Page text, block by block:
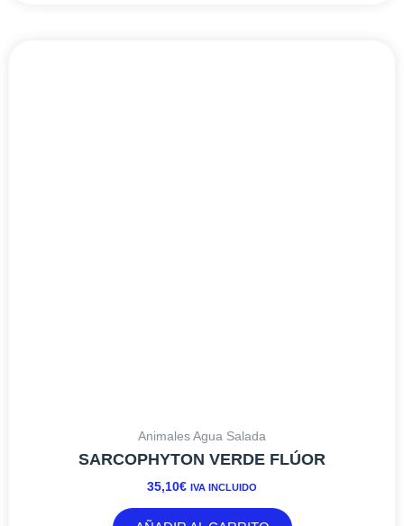
Animales Agua Salada
SARCOPHYTON VERDE FLÚOR
35,10€ IVA INCLUIDO